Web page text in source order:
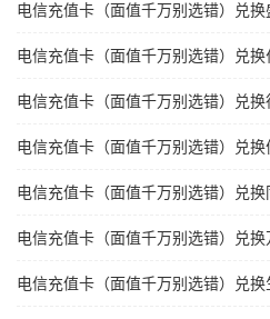
电信充值卡（面值千万别选错）兑换
电信充值卡（面值千万别选错）兑换
电信充值卡（面值千万别选错）兑换
电信充值卡（面值千万别选错）兑换
电信充值卡（面值千万别选错）兑
电信充值卡（面值千万别选错）兑
电信充值卡（面值千万别选错）兑